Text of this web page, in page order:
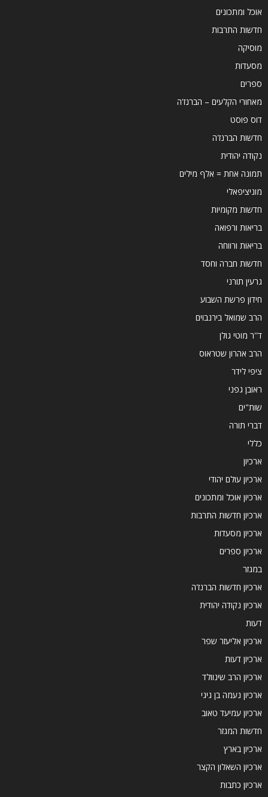
אוכל ומתכונים
חדשות התרבות
מוסיקה
מסעדות
ספרים
מאחורי הקלעים – הברנז'ה
דוס פוסט
חדשות הברנז'ה
נקודה יהודית
תמונה אחת = אלף מילים
מוניציפאלי
חדשות מקומיות
בריאות ורפואה
בריאות ורווחה
חדשות חברה וחסד
גרעין תורני
חידון פרשת השבוע
הרב שמואל בירנבוים
ד''ר מוטי גולן
הרב אהרון שטראוס
ציפי לידר
ראובן גפני
שות"ים
דברי תורה
כללי
ארכיון
ארכיון עולם יהודי
ארכיון אוכל ומתכונים
ארכיון חדשות התרבות
ארכיון מסעדות
ארכיון ספרים
במגזר
ארכיון חדשות הברנז'ה
ארכיון נקודה יהודית
דעות
ארכיון אליעזר שפר
ארכיון דעות
ארכיון הרב שינוולד
ארכיון נעמה בן גיגי
ארכיון עמיעד טאוב
חדשות המגזר
ארכיון בארץ
ארכיון השאלון הקצר
ארכיון כתבות